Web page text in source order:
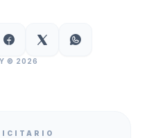
© 2026